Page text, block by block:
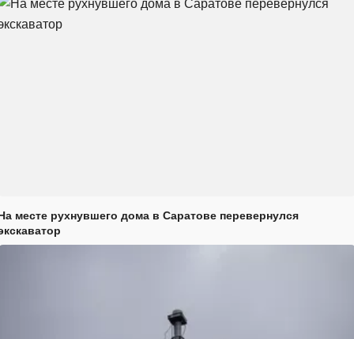
месте рухнувшего дома в Саратове перевернулся